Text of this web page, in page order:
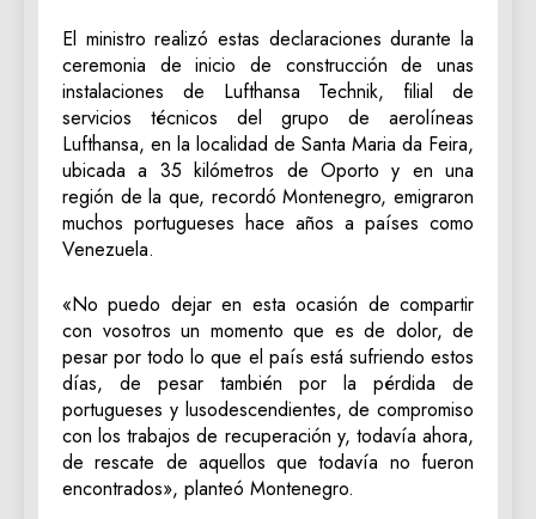
El ministro realizó estas declaraciones durante la
ceremonia de inicio de construcción de unas
instalaciones de Lufthansa Technik, filial de
servicios técnicos del grupo de aerolíneas
Lufthansa, en la localidad de Santa Maria da Feira,
ubicada a 35 kilómetros de Oporto y en una
región de la que, recordó Montenegro, emigraron
muchos portugueses hace años a países como
Venezuela.
«No puedo dejar en esta ocasión de compartir
con vosotros un momento que es de dolor, de
pesar por todo lo que el país está sufriendo estos
días, de pesar también por la pérdida de
portugueses y lusodescendientes, de compromiso
con los trabajos de recuperación y, todavía ahora,
de rescate de aquellos que todavía no fueron
encontrados», planteó Montenegro.